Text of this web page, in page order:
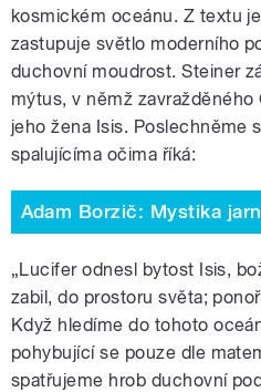
kosmickém oceánu. Z textu
zastupuje světlo moderního
duchovní moudrost. Steiner
mýtus, v němž
jeho žena Isis. Poslechněme
spalujícíma očima říká:
Adam Borzič: Mystika
„Lucifer odnesl bytost Isis,
zabil, do prostoru světa;
Když hledíme do tohoto
pohybující se pouze dle
spatřujeme hrob duchovní